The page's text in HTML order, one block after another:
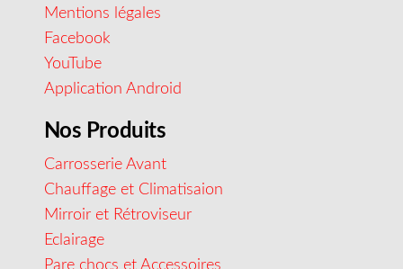
Mentions légales
Facebook
YouTube
Application Android
Nos Produits
Carrosserie Avant
Chauffage et Climatisaion
Mirroir et Rétroviseur
Eclairage
Pare chocs et Accessoires